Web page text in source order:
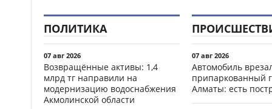
ПОЛИТИКА
07 авг 2026
Возвращённые активы: 1,4
млрд тг направили на
модернизацию водоснабжения
Акмолинской области
07 авг 2026
Автомобиль
припаркованный
Алматы: есть